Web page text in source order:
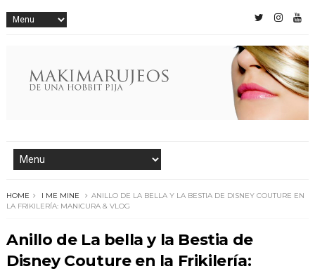
HOME I ME MINE
ANILLO DE LA BELLA Y LA BESTIA DE DISNEY COUTURE EN
LA FRIKILERÍA: MANICURA & VLOG
Anillo de La bella y la Bestia de
Disney Couture en la Frikilería: